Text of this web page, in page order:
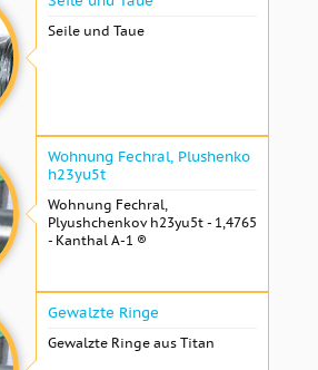
Seile und Taue
Wohnung Fechral, ​​Plushenko
h23yu5t
Wohnung Fechral, ​​
Plyushchenkov h23yu5t - 1,4765
- Kanthal A-1 ®
Gewalzte Ringe
Gewalzte Ringe aus Titan